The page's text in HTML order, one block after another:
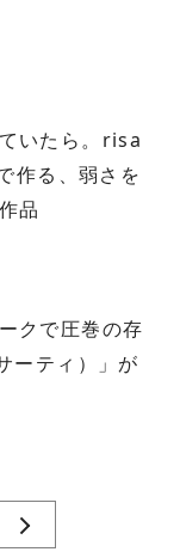
いたら。risa
作る、弱さを
品
クで圧巻の存
ーティ）」が